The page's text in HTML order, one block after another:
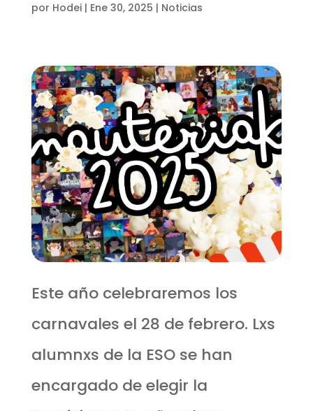
por Hodei| Ene 30, 2025 | Noticias
Este año celebraremos los
carnavales el 28 de febrero. Lxs
alumnxs de la ESO se han
encargado de elegir la